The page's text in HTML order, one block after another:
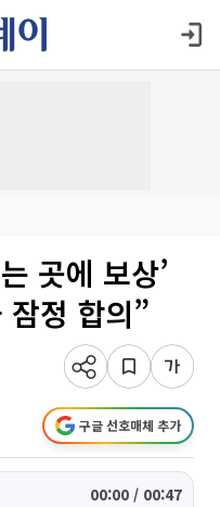
곳에 보상’
잠정 합의”
구글 선호매체 추가
00:00 / 00:47